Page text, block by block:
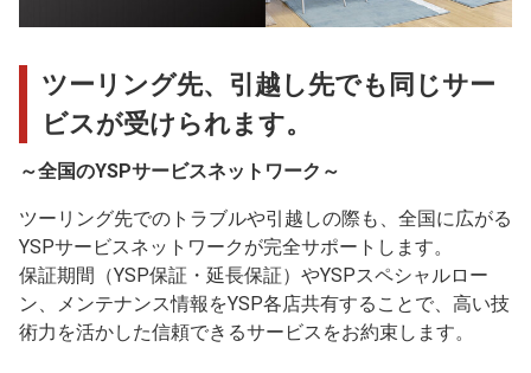
ツーリング先、引越し先でも同じサー
ビスが受けられます。
～全国のYSPサービスネットワーク～
ツーリング先でのトラブルや引越しの際も、全国に広がる
YSPサービスネットワークが完全サポートします。
保証期間（YSP保証・延長保証）やYSPスペシャルロー
ン、メンテナンス情報をYSP各店共有することで、高い技
術力を活かした信頼できるサービスをお約束します。